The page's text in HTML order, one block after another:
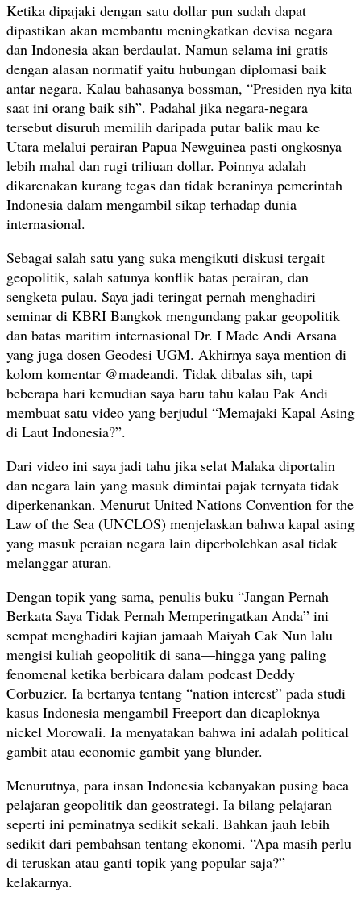
Ketika dipajaki dengan satu dollar pun sudah dapat
dipastikan akan membantu meningkatkan devisa negara
dan Indonesia akan berdaulat. Namun selama ini gratis
dengan alasan normatif yaitu hubungan diplomasi baik
antar negara. Kalau bahasanya bossman, “Presiden nya kita
saat ini orang baik sih”. Padahal jika negara-negara
tersebut disuruh memilih daripada putar balik mau ke
Utara melalui perairan Papua Newguinea pasti ongkosnya
lebih mahal dan rugi triliuan dollar. Poinnya adalah
dikarenakan kurang tegas dan tidak beraninya pemerintah
Indonesia dalam mengambil sikap terhadap dunia
internasional.
Sebagai salah satu yang suka mengikuti diskusi tergait
geopolitik, salah satunya konflik batas perairan, dan
sengketa pulau. Saya jadi teringat pernah menghadiri
seminar di KBRI Bangkok mengundang pakar geopolitik
dan batas maritim internasional Dr. I Made Andi Arsana
yang juga dosen Geodesi UGM. Akhirnya saya mention di
kolom komentar @madeandi. Tidak dibalas sih, tapi
beberapa hari kemudian saya baru tahu kalau Pak Andi
membuat satu video yang berjudul “Memajaki Kapal Asing
di Laut Indonesia?”.
Dari video ini saya jadi tahu jika selat Malaka diportalin
dan negara lain yang masuk dimintai pajak ternyata tidak
diperkenankan. Menurut United Nations Convention for the
Law of the Sea (UNCLOS) menjelaskan bahwa kapal asing
yang masuk peraian negara lain diperbolehkan asal tidak
melanggar aturan.
Dengan topik yang sama, penulis buku “Jangan Pernah
Berkata Saya Tidak Pernah Memperingatkan Anda” ini
sempat menghadiri kajian jamaah Maiyah Cak Nun lalu
mengisi kuliah geopolitik di sana—hingga yang paling
fenomenal ketika berbicara dalam podcast Deddy
Corbuzier. Ia bertanya tentang “nation interest” pada studi
kasus Indonesia mengambil Freeport dan dicaploknya
nickel Morowali. Ia menyatakan bahwa ini adalah political
gambit atau economic gambit yang blunder.
Menurutnya, para insan Indonesia kebanyakan pusing baca
pelajaran geopolitik dan geostrategi. Ia bilang pelajaran
seperti ini peminatnya sedikit sekali. Bahkan jauh lebih
sedikit dari pembahsan tentang ekonomi. “Apa masih perlu
di teruskan atau ganti topik yang popular saja?”
kelakarnya.